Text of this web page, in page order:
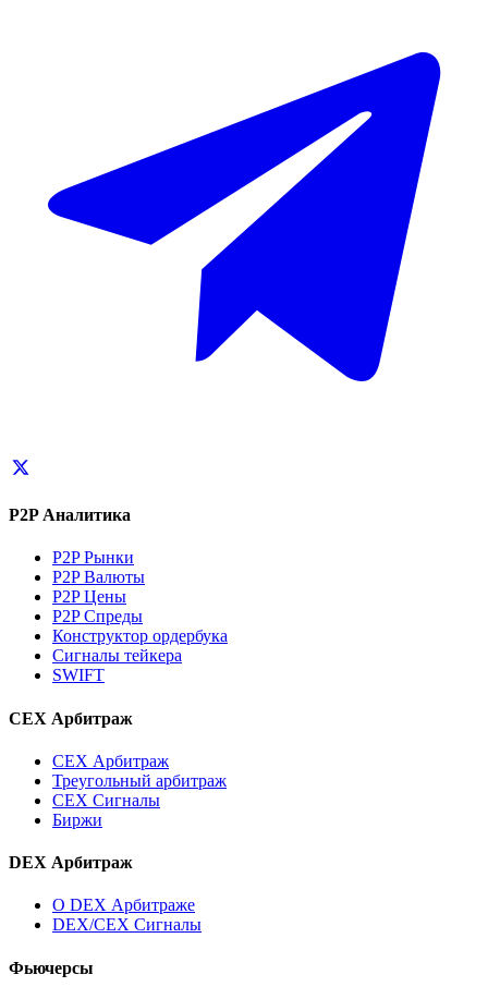
P2P Аналитика
P2P Рынки
P2P Валюты
P2P Цены
P2P Спреды
Конструктор ордербука
Сигналы тейкера
SWIFT
CEX Арбитраж
CEX Арбитраж
Треугольный арбитраж
CEX Сигналы
Биржи
DEX Арбитраж
О DEX Арбитраже
DEX/CEX Сигналы
Фьючерсы